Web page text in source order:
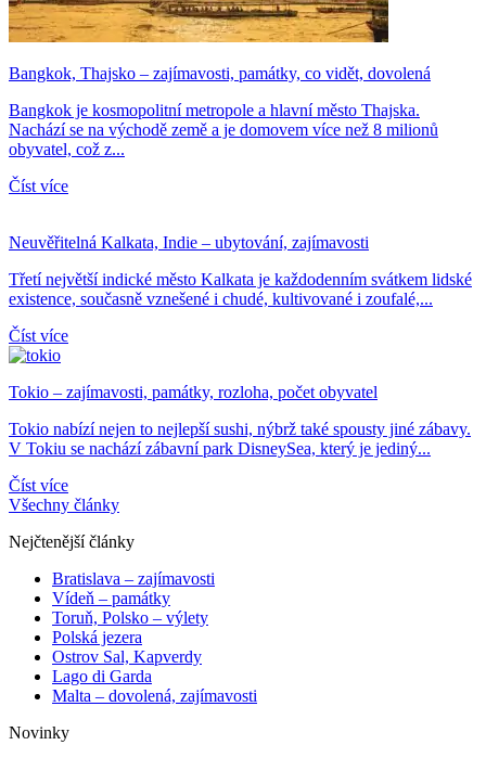
Bangkok, Thajsko – zajímavosti, památky, co vidět, dovolená
Bangkok je kosmopolitní metropole a hlavní město Thajska.
Nachází se na východě země a je domovem více než 8 milionů
obyvatel, což z...
Číst více
Neuvěřitelná Kalkata, Indie – ubytování, zajímavosti
Třetí největší indické město Kalkata je každodenním svátkem lidské
existence, současně vznešené i chudé, kultivované i zoufalé,...
Číst více
Tokio – zajímavosti, památky, rozloha, počet obyvatel
Tokio nabízí nejen to nejlepší sushi, nýbrž také spousty jiné zábavy.
V Tokiu se nachází zábavní park DisneySea, který je jediný...
Číst více
Všechny články
Nejčtenější články
Bratislava – zajímavosti
Vídeň – památky
Toruň, Polsko – výlety
Polská jezera
Ostrov Sal, Kapverdy
Lago di Garda
Malta – dovolená, zajímavosti
Novinky